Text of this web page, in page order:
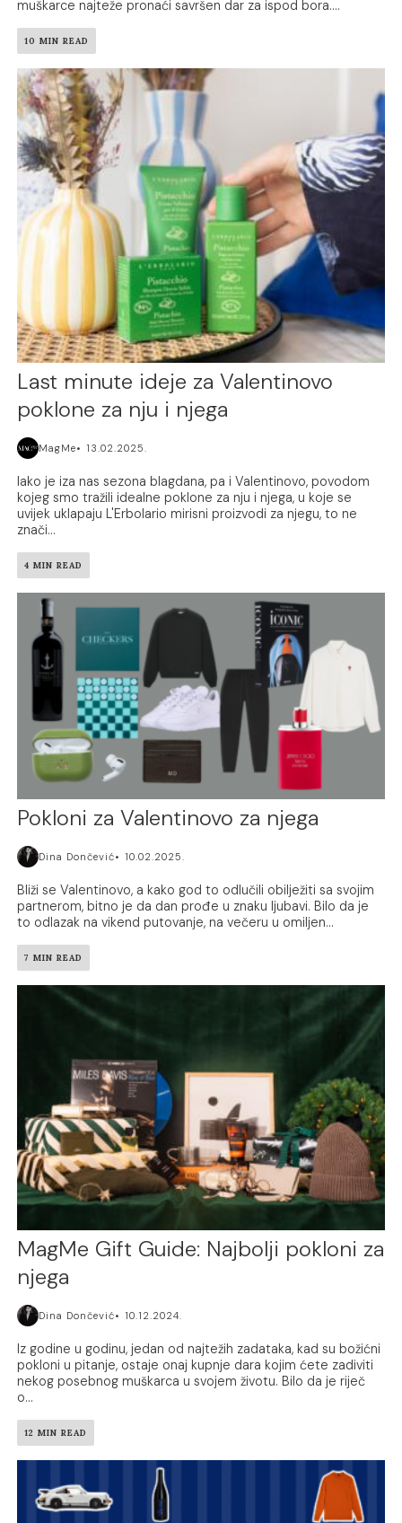
muškarce najteže pronaći savršen dar za ispod bora....
10 MIN READ
Last minute ideje za Valentinovo
poklone za nju i njega
MagMe 13.02.2025.
Iako je iza nas sezona blagdana, pa i Valentinovo, povodom
kojeg smo tražili idealne poklone za nju i njega, u koje se
uvijek uklapaju L'Erbolario mirisni proizvodi za njegu, to ne
znači...
4 MIN READ
Pokloni za Valentinovo za njega
Dina Dončević 10.02.2025.
Bliži se Valentinovo, a kako god to odlučili obilježiti sa svojim
partnerom, bitno je da dan prođe u znaku ljubavi. Bilo da je
to odlazak na vikend putovanje, na večeru u omiljen...
7 MIN READ
MagMe Gift Guide: Najbolji pokloni za
njega
Dina Dončević 10.12.2024.
Iz godine u godinu, jedan od najtežih zadataka, kad su božićni
pokloni u pitanje, ostaje onaj kupnje dara kojim ćete zadiviti
nekog posebnog muškarca u svojem životu. Bilo da je riječ
o...
12 MIN READ